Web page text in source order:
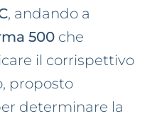
, andando a
500 che
il corrispettivo
proposto
determinare la